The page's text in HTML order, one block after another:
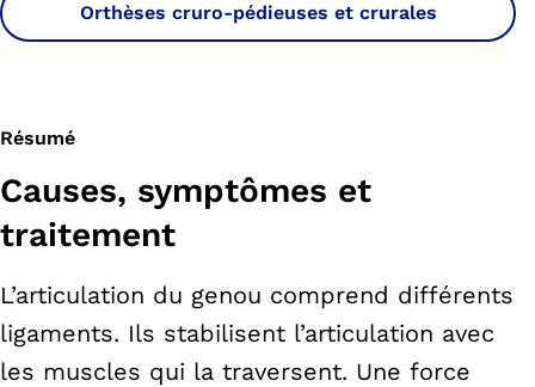
Orthèses cruro-pédieuses et crurales
Résumé
Causes, symptômes et
traitement
L’articulation du genou comprend différents
ligaments. Ils stabilisent l’articulation avec
les muscles qui la traversent. Une force